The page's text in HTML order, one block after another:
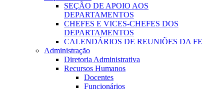
SEÇÃO DE APOIO AOS
DEPARTAMENTOS
CHEFES E VICES-CHEFES DOS
DEPARTAMENTOS
CALENDÁRIOS DE REUNIÕES DA FE
Administração
Diretoria Administrativa
Recursos Humanos
Docentes
Funcionários